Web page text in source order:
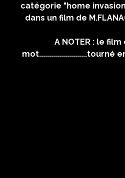
catégorie "home
dans un film de
A NOTER : le
mot........................tourné